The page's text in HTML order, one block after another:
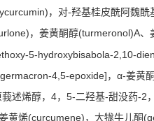
，对-羟基桂皮酰阿魏酰
，姜黄酮醇(turmeronol)A、
5-hydroxybisabola-2,10-
4,5-epoxide]，α-姜黄
述烯醇，4，5-二羟基-甜没药-2
黄烯(curcumene)，大牻牛儿酮